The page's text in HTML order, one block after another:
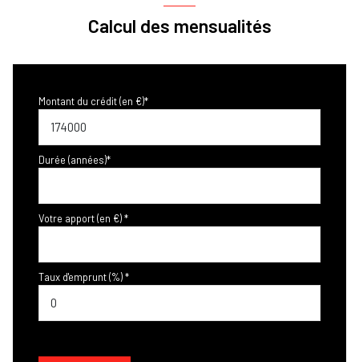
Calcul des mensualités
Montant du crédit (en €)*
Durée (années)*
Votre apport (en €) *
Taux d'emprunt (%) *